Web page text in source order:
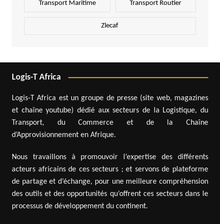
Transport Maritime Transport Routier
Zlecaf
Logis-T Africa
Logis-T Africa est un groupe de presse (site web, magazines
et chaîne youtube) dédié aux secteurs de la Logistique, du
Transport, du Commerce et de la Chaîne
d’Approvisionnement en Afrique.
Nous travaillons à promouvoir l’expertise des différents
acteurs africains de ces secteurs ; et servons de plateforme
de partage et d’échange, pour une meilleure compréhension
des outils et des opportunités qu’offrent ces secteurs dans le
processus de développement du continent.